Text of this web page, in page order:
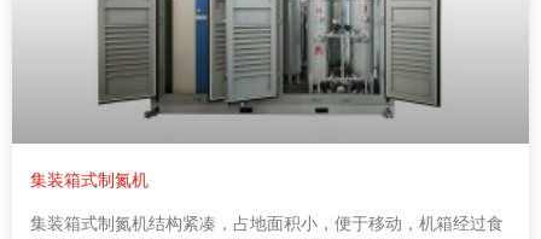
集装箱式制氮机
集装箱式制氮机结构紧凑，占地面积小，便于移动，机箱经过食